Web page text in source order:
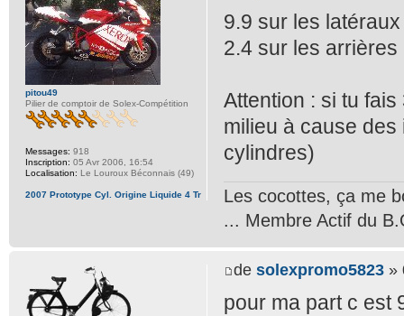
9.9 sur les
2.4 sur les arrières
Attention : si tu
milieu à cause
cylindres)
Les cocottes, ça me
... Membre Actif du
pitou49
Pilier de comptoir de Solex-Compétition
Messages: 918
Inscription: 05 Avr 2006, 16:54
Localisation: Le Louroux Béconnais (49)
2007 Prototype Cyl. Origine Liquide 4 Tr
de solexpromo5823 »
pour ma part c est